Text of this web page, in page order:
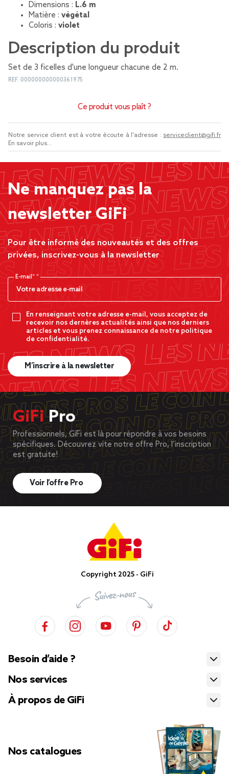
Dimensions : L.6 m
Matière : végétal
Coloris : violet
Description du produit
Set de 3 ficelles d'une longueur chacune de 2 m.
REF. 000000000000361975
Ce produit vous plaît ?
Notre service client est à votre écoute à l'adresse : serviceclient@gifi.fr
En savoir plus...
Ne manquez pas la
newsletter GiFi
Pour être informé des nouveautés et des offres
privées, inscrivez-vous à la newsletter
E-mail*
En renseignant votre adresse e-mail, vous acceptez de
recevoir nos dernères actualités ainsi que nos derniers
articles et vous prenez connaissance de notre politique
de confidentialité.
M’inscrire à la newsletter
GiFiPro
Professionnels, GiFi est là pour répondre à vos besoins
spécifiques. Découvrez vite notre offre Pro, l’inscription
est gratuite!
Voir l’offre Pro
Copyright 2025 - GiFi
Besoin d’aide ?
Nos services
À propos de GiFi
Nos catalogues